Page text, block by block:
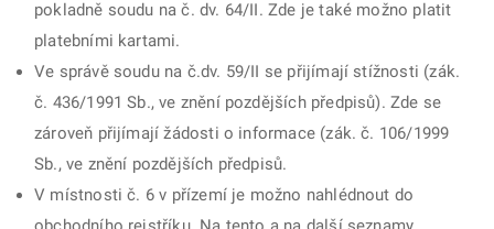
pokladně soudu na č. dv. 64/II. Zde je také možno platit
platebními kartami.
Ve správě soudu na č.dv. 59/II se přijímají stížnosti (zák.
č. 436/1991 Sb., ve znění pozdějších předpisů). Zde se
zároveň přijímají žádosti o informace (zák. č. 106/1999
Sb., ve znění pozdějších předpisů.
V místnosti č. 6 v přízemí je možno nahlédnout do